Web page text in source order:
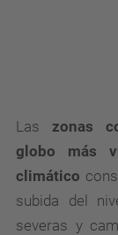
Laszonas
globo más
climático
subida del
severas y